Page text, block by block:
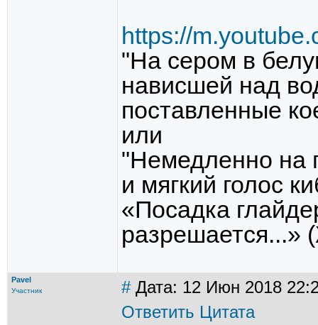
https://
"На сером в
нависшей над
поставленные
или
"Немедленно на
и мягкий голос
«Посадка
Pavel
Участник #Дата: 12 Июн 2018
Ответить Цитата